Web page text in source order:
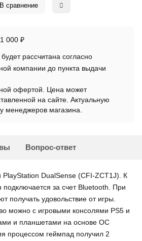
В сравнение
000 ₽
рассчитана согласно
компании до пункта выдачи
офертой. Цена может
на сайте. Актуальную
менеджеров магазина.
Вопрос-ответ
DualSense (CFI-ZCT1J). К
подключается за счет Bluetooth. При
получать удовольствие от игры.
можно с игровыми консолями PS5 и
и планшетами на основе ОС
процессом геймпад получил 2